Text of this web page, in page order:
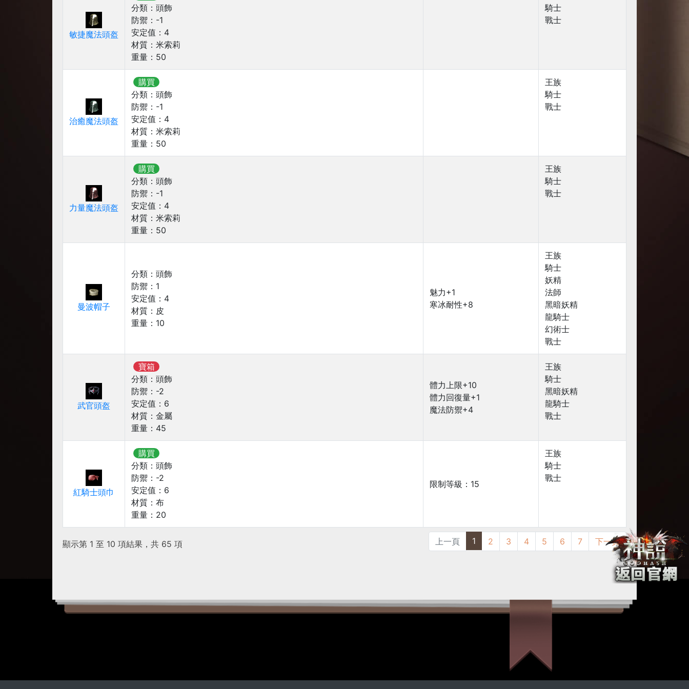
敏捷魔法頭盔
分類： 頭飾
防禦： -1
安定值： 4
材質： 米索莉
重量： 50
騎士
戰士
治癒魔法頭盔
購買
分類： 頭飾
防禦： -1
安定值： 4
材質： 米索莉
重量： 50
王族
騎士
戰士
力量魔法頭盔
購買
分類： 頭飾
防禦： -1
安定值： 4
材質： 米索莉
重量： 50
王族
騎士
戰士
曼波帽子
分類： 頭飾
防禦： 1
安定值： 4
材質： 皮
重量： 10
魅力+1
寒冰耐性+8
王族
騎士
妖精
法師
黑暗妖精
龍騎士
幻術士
戰士
武官頭盔
寶箱
分類： 頭飾
防禦： -2
安定值： 6
材質： 金屬
重量： 45
體力上限+10
體力回復量+1
魔法防禦+4
王族
騎士
黑暗妖精
龍騎士
戰士
紅騎士頭巾
購買
分類： 頭飾
防禦： -2
安定值： 6
材質： 布
重量： 20
限制等級：15
王族
騎士
戰士
顯示第 1 至 10 項結果，共 65 項 上一頁 1 2 3 4 5 6 7 下一頁